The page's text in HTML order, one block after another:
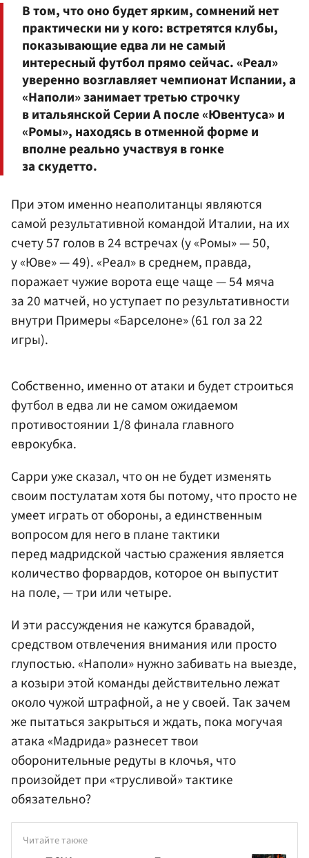
В том, что оно будет ярким, сомнений нет
практически ни у кого: встретятся клубы,
показывающие едва ли не самый
интересный футбол прямо сейчас. «Реал»
уверенно возглавляет чемпионат Испании, а
«Наполи» занимает третью строчку
в итальянской Серии А после «Ювентуса» и
«Ромы», находясь в отменной форме и
вполне реально участвуя в гонке
за скудетто.
При этом именно неаполитанцы являются
самой результативной командой Италии, на их
счету 57 голов в 24 встречах (у «Ромы» — 50,
у «Юве» — 49). «Реал» в среднем, правда,
поражает чужие ворота еще чаще — 54 мяча
за 20 матчей, но уступает по результативности
внутри Примеры «Барселоне» (61 гол за 22
игры).
Собственно, именно от атаки и будет строиться
футбол в едва ли не самом ожидаемом
противостоянии 1/8 финала главного
еврокубка.
Сарри уже сказал, что он не будет изменять
своим постулатам хотя бы потому, что просто не
умеет играть от обороны, а единственным
вопросом для него в плане тактики
перед мадридской частью сражения является
количество форвардов, которое он выпустит
на поле, — три или четыре.
И эти рассуждения не кажутся бравадой,
средством отвлечения внимания или просто
глупостью. «Наполи» нужно забивать на выезде,
а козыри этой команды действительно лежат
около чужой штрафной, а не у своей. Так зачем
же пытаться закрыться и ждать, пока могучая
атака «Мадрида» разнесет твои
оборонительные редуты в клочья, что
произойдет при «трусливой» тактике
обязательно?
Читайте также